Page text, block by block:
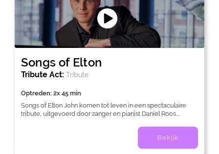
Songs of Elton
Tribute Act: Tribute
Optreden: 2x 45 min
Songs of Elton John komen tot leven in een spectaculaire
tribute, uitgevoerd door zanger en pianist Daniel Roos....
Bekijk